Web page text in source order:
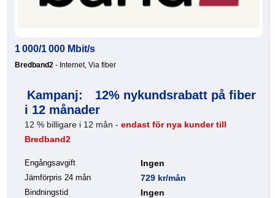
1 000/1 000 Mbit/s
Bredband2 - Internet, Via fiber
Kampanj:
12% nykundsrabatt på fiber
i 12 månader
12 % billigare i 12 mån - endast för nya kunder till
Bredband2
Engångsavgift Ingen
Jämförpris 24 mån 729 kr/mån
Bindningstid Ingen